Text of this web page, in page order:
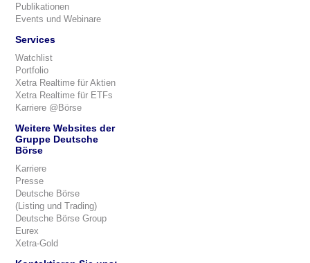
Publikationen
Events und Webinare
Services
Watchlist
Portfolio
Xetra Realtime für Aktien
Xetra Realtime für ETFs
Karriere @Börse
Weitere Websites der
Gruppe Deutsche
Börse
Karriere
Presse
Deutsche Börse
(Listing und Trading)
Deutsche Börse Group
Eurex
Xetra-Gold